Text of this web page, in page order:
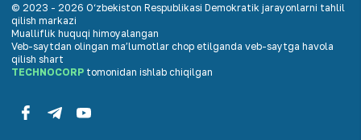
© 2023 - 2026 O‘zbekiston Respublikasi Demokratik jarayonlarni tahlil
qilish markazi
Mualliflik huquqi himoyalangan
Veb-saytdan olingan maʼlumotlar chop etilganda veb-saytga havola
qilish shart
TECHNOCORP tomonidan ishlab chiqilgan